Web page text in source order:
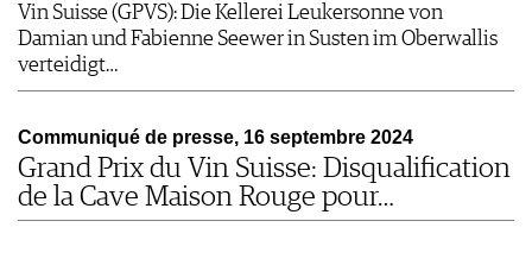
Vin Suisse (GPVS): Die Kellerei Leukersonne von
Damian und Fabienne Seewer in Susten im Oberwallis
verteidigt…
Communiqué de presse, 16 septembre 2024
Grand Prix du Vin Suisse: Disqualification
de la Cave Maison Rouge pour…